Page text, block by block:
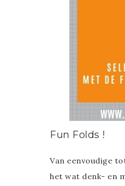
Fun Folds !
Van eenvoudige
het wat denk- en